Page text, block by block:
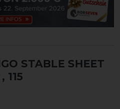
STABLE SHEET
, 115